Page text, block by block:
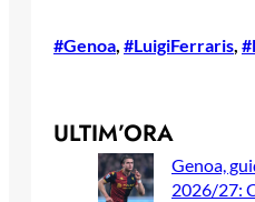
#Genoa, #LuigiFerraris,
ULTIM’ORA
Genoa,
2026/27: